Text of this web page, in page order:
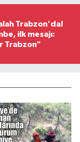
Trabzon'da!
ilk mesajı:
Trabzon"